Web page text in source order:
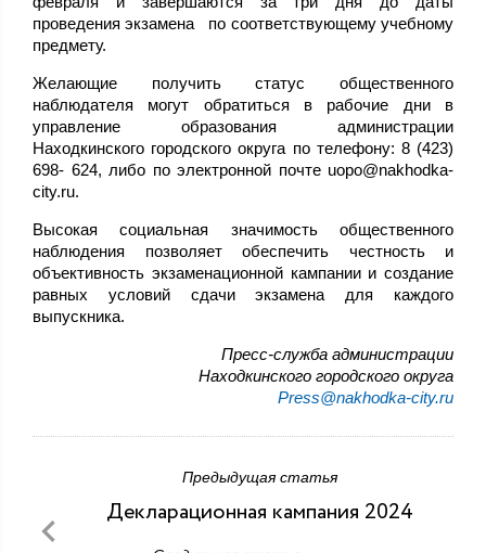
проведения экзамена по соответствующему учебному
предмету.
Желающие получить статус общественного
наблюдателя могут обратиться в рабочие дни в
управление образования администрации
Находкинского городского округа по телефону: 8 (423)
698- 624, либо по электронной почте uopo@nakhodka-
city.ru.
Высокая социальная значимость общественного
наблюдения позволяет обеспечить честность и
объективность экзаменационной кампании и создание
равных условий сдачи экзамена для каждого
выпускника.
Пресс-служба администрации
Находкинского городского округа
Press@nakhodka-city.ru
Предыдущая статья
Декларационная кампания 2024